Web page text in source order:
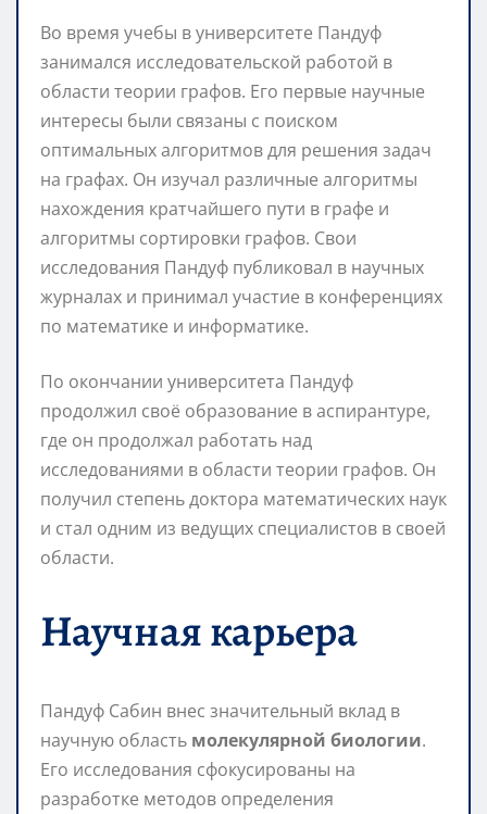
Во время учебы в университете Пандуф
занимался исследовательской работой в
области теории графов. Его первые научные
интересы были связаны с поиском
оптимальных алгоритмов для решения задач
на графах. Он изучал различные алгоритмы
нахождения кратчайшего пути в графе и
алгоритмы сортировки графов. Свои
исследования Пандуф публиковал в научных
журналах и принимал участие в конференциях
по математике и информатике.
По окончании университета Пандуф
продолжил своё образование в аспирантуре,
где он продолжал работать над
исследованиями в области теории графов. Он
получил степень доктора математических наук
и стал одним из ведущих специалистов в своей
области.
Научная карьера
Пандуф Сабин внес значительный вклад в
научную область молекулярной биологии.
Его исследования сфокусированы на
разработке методов определения